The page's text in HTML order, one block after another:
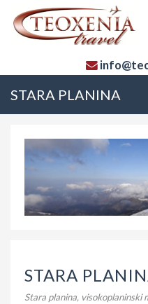
STARA PLANINA
STARA
Stara planina, visokoplaninski